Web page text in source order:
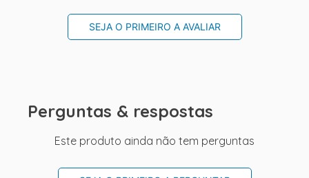
SEJA O PRIMEIRO A AVALIAR
Perguntas & respostas
Este produto ainda não tem perguntas